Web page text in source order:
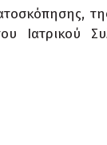
Ιατρικού